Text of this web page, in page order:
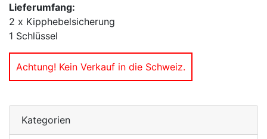
Lieferumfang:
2 x Kipphebelsicherung
1 Schlüssel
Achtung! Kein Verkauf in die Schweiz.
Kategorien